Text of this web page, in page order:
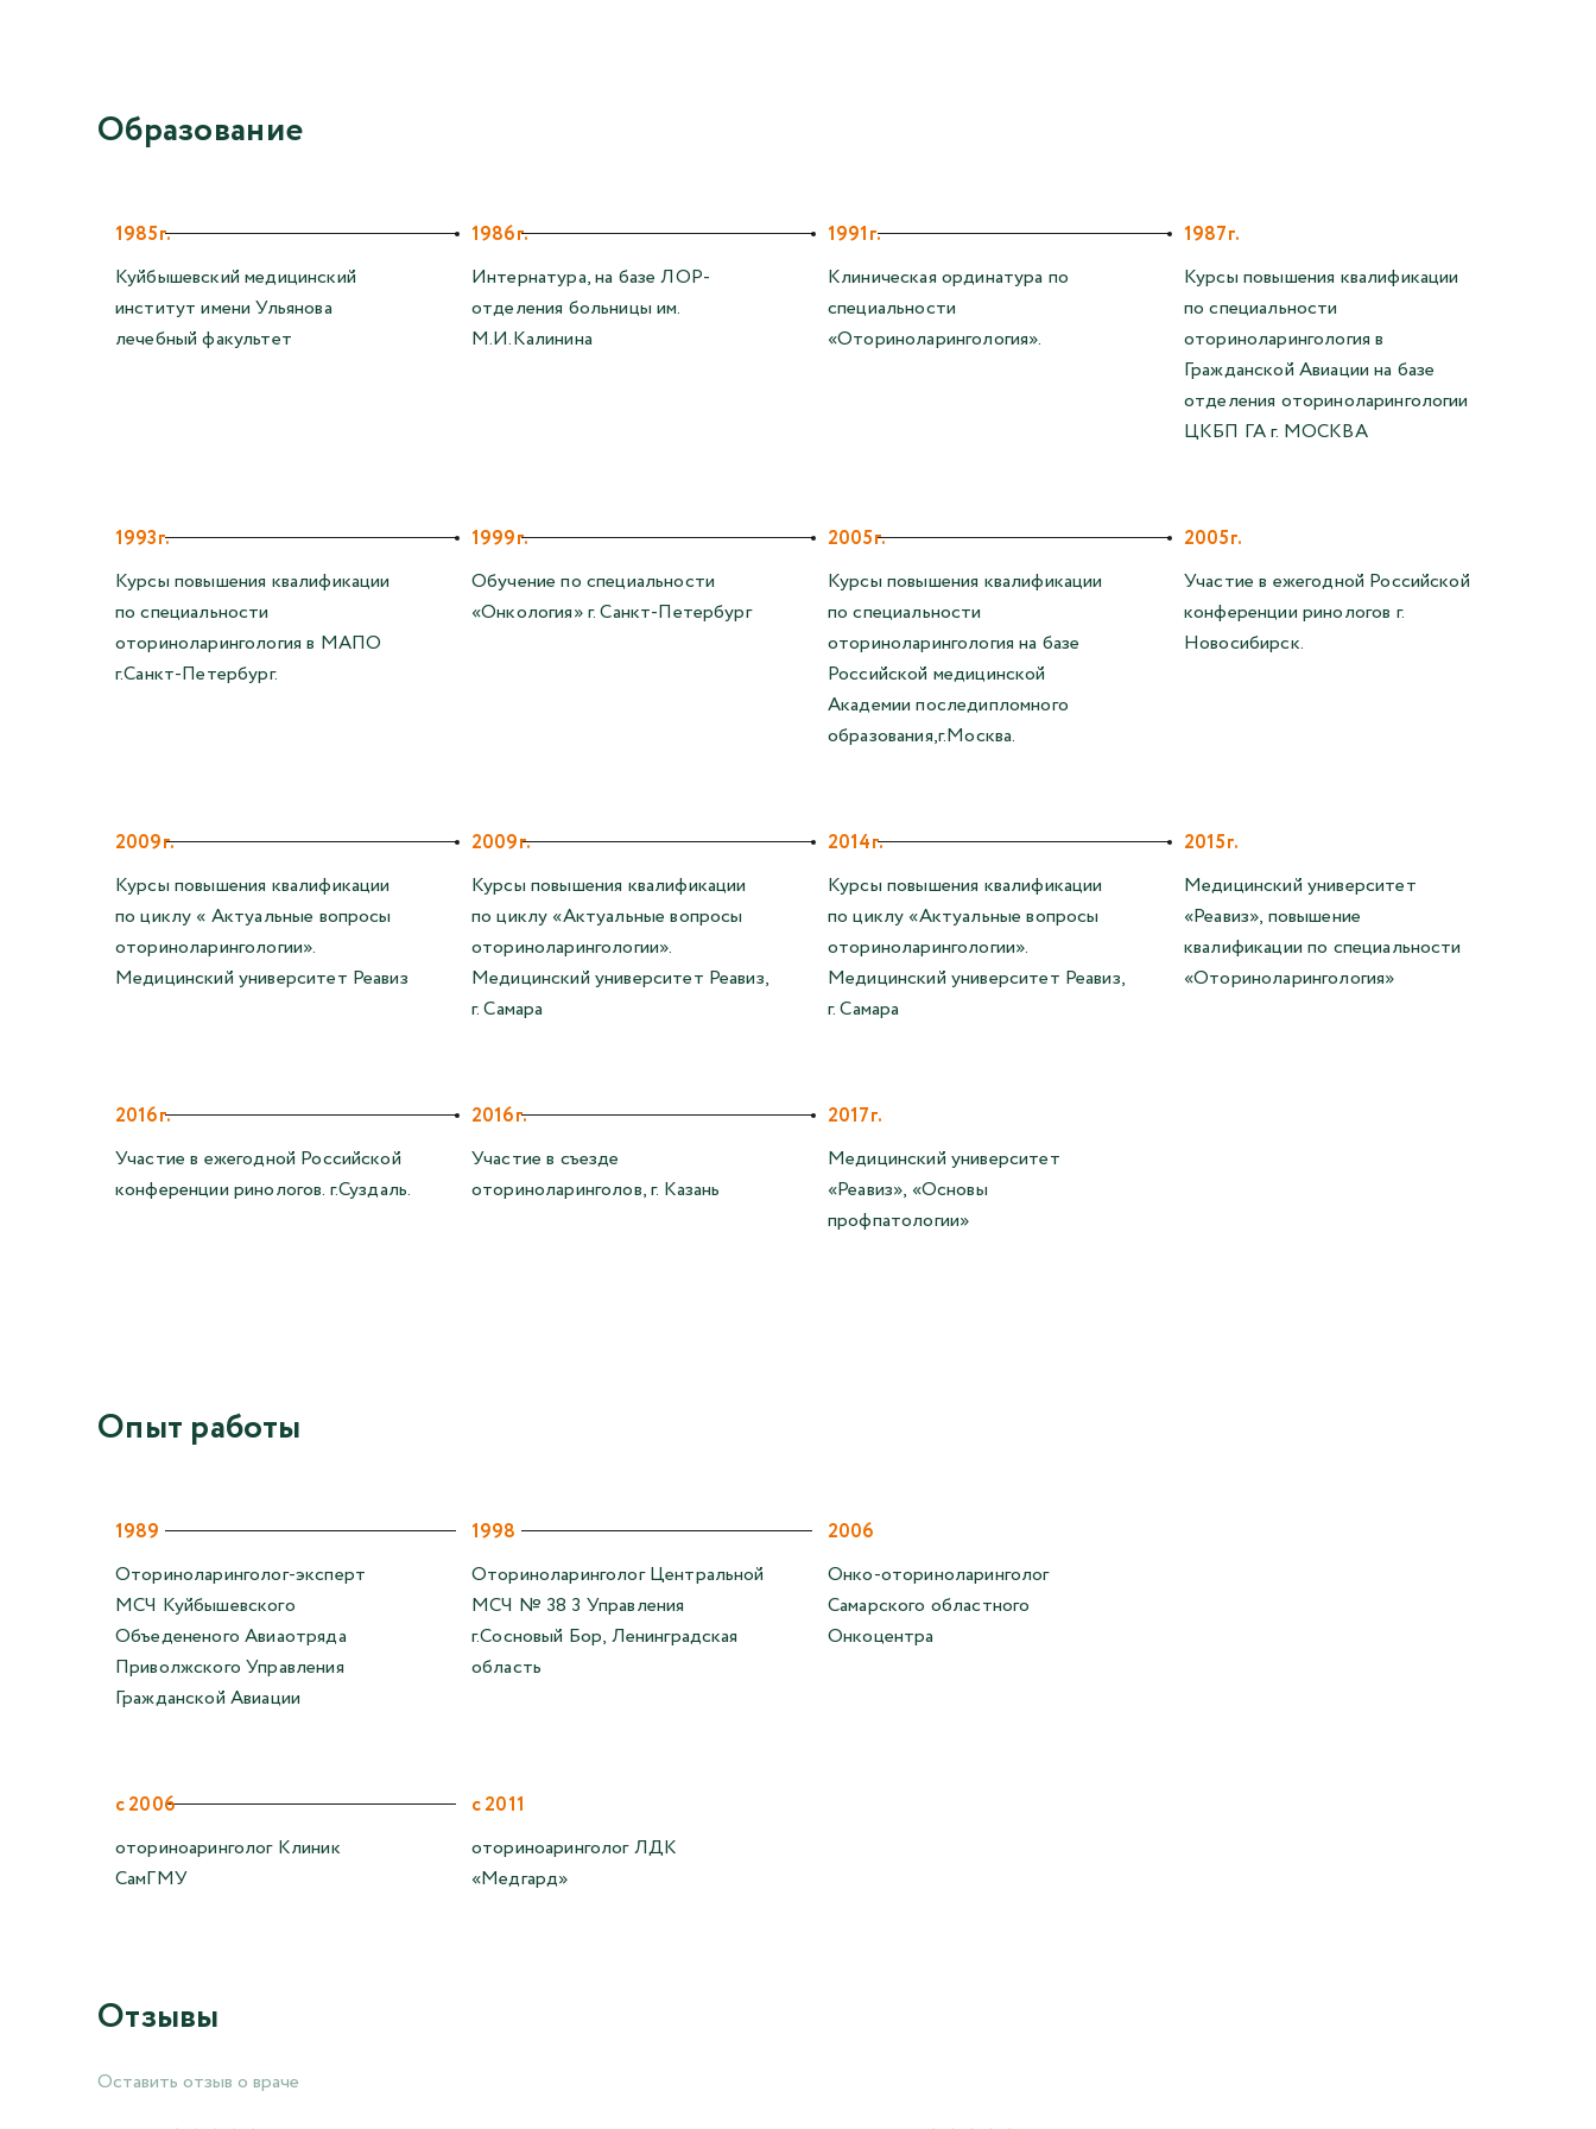
Образование
1985г.
Куйбышевский медицинский
институт имени Ульянова
лечебный факультет
1986г.
Интернатура, на базе ЛОР-
отделения больницы им.
М.И.Калинина
1991г.
Клиническая ординатура по
специальности
«Оториноларингология».
1987г.
Курсы повышения квалификации
по специальности
оториноларингология в
Гражданской Авиации на базе
отделения оториноларингологии
ЦКБП ГА г. МОСКВА
1993г.
Курсы повышения квалификации
по специальности
оториноларингология в МАПО
г.Санкт-Петербург.
1999г.
Обучение по специальности
«Онкология» г. Санкт-Петербург
2005г.
Курсы повышения квалификации
по специальности
оториноларингология на базе
Российской медицинской
Академии последипломного
образования,г.Москва.
2005г.
Участие в ежегодной Российской
конференции ринологов г.
Новосибирск.
2009г.
Курсы повышения квалификации
по циклу « Актуальные вопросы
оториноларингологии».
Медицинский университет Реавиз
2009г.
Курсы повышения квалификации
по циклу «Актуальные вопросы
оториноларингологии».
Медицинский университет Реавиз,
г. Самара
2014г.
Курсы повышения квалификации
по циклу «Актуальные вопросы
оториноларингологии».
Медицинский университет Реавиз,
г. Самара
2015г.
Медицинский университет
«Реавиз», повышение
квалификации по специальности
«Оториноларингология»
2016г.
Участие в ежегодной Российской
конференции ринологов. г.Суздаль.
2016г.
Участие в съезде
оториноларинголов, г. Казань
2017г.
Медицинский университет
«Реавиз», «Основы
профпатологии»
Опыт работы
1989
Оториноларинголог-эксперт
МСЧ Куйбышевского
Объедененого Авиаотряда
Приволжского Управления
Гражданской Авиации
1998
Оториноларинголог Центральной
МСЧ № 38 3 Управления
г.Сосновый Бор, Ленинградская
область
2006
Онко-оториноларинголог
Самарского областного
Онкоцентра
с 2006
оториноаринголог Клиник
СамГМУ
с 2011
оториноаринголог ЛДК
«Медгард»
Отзывы
Оставить отзыв о враче